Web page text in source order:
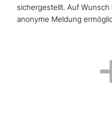
sichergestellt. Auf
anonyme Meldung